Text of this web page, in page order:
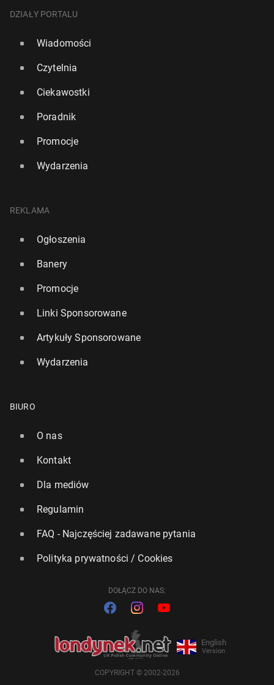
DZIAŁY PORTALU
Wiadomości
Czytelnia
Ciekawostki
Poradnik
Promocje
Wydarzenia
REKLAMA
Ogłoszenia
Banery
Promocje
Linki Sponsorowane
Artykuły Sponsorowane
Wydarzenia
BIURO
O nas
Kontakt
Dla mediów
Regulamin
FAQ - Najczęściej zadawane pytania
Polityka prywatności / Cookies
DOŁĄCZ DO NAS:
English
Version
COPYRIGHT © 2002-2026